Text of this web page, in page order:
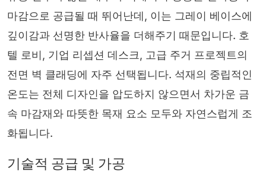
마감으로 공급될 때 뛰어난데, 이는 그레이 베이스에
깊이감과 선명한 반사율을 더해주기 때문입니다. 호
텔 로비, 기업 리셉션 데스크, 고급 주거 프로젝트의
전면 벽 클래딩에 자주 선택됩니다. 석재의 중립적인
온도는 전체 디자인을 압도하지 않으면서 차가운 금
속 마감재와 따뜻한 목재 요소 모두와 자연스럽게 조
화됩니다.
기술적 공급 및 가공